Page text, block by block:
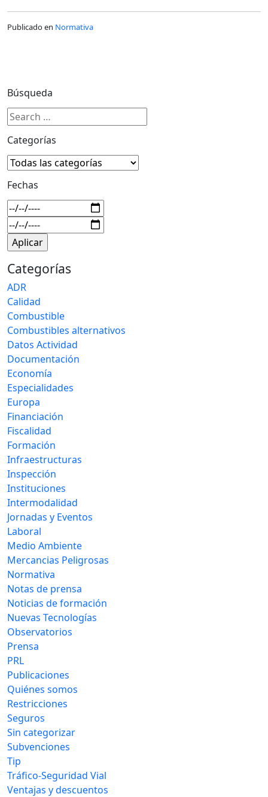
Publicado en Normativa
Búsqueda
Categorías
Fechas
Categorías
ADR
Calidad
Combustible
Combustibles alternativos
Datos Actividad
Documentación
Economía
Especialidades
Europa
Financiación
Fiscalidad
Formación
Infraestructuras
Inspección
Instituciones
Intermodalidad
Jornadas y Eventos
Laboral
Medio Ambiente
Mercancias Peligrosas
Normativa
Notas de prensa
Noticias de formación
Nuevas Tecnologías
Observatorios
Prensa
PRL
Publicaciones
Quiénes somos
Restricciones
Seguros
Sin categorizar
Subvenciones
Tip
Tráfico-Seguridad Vial
Ventajas y descuentos